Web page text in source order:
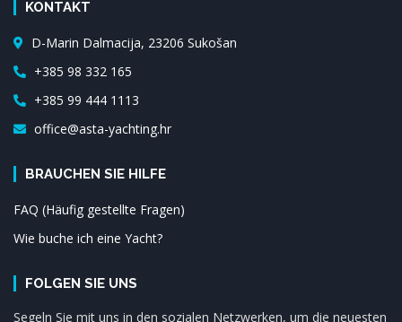
KONTAKT
D-Marin Dalmacija, 23206 Sukošan
+385 98 332 165
+385 99 444 1113
office@asta-yachting.hr
BRAUCHEN SIE HILFE
FAQ (Häufig gestellte Fragen)
Wie buche ich eine Yacht?
FOLGEN SIE UNS
Segeln Sie mit uns in den sozialen Netzwerken, um die neuesten